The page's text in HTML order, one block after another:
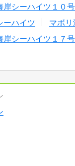
岸シーハイツ１０
ーハイツ
マボ
岸シーハイツ１７